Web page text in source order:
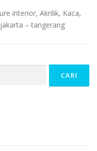
interior, Akrilik, Kaca,
– tangerang